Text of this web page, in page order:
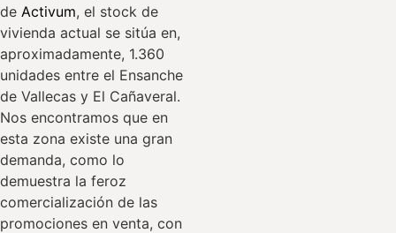
de Activum, el stock de
vivienda actual se sitúa en,
aproximadamente, 1.360
unidades entre el Ensanche
de Vallecas y El Cañaveral.
Nos encontramos que en
esta zona existe una gran
demanda, como lo
demuestra la feroz
comercialización de las
promociones en venta, con